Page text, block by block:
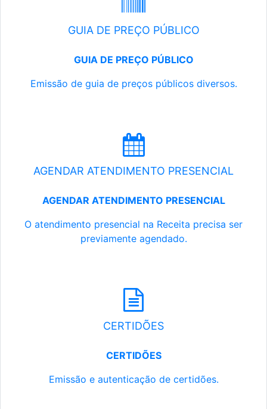
GUIA DE PREÇO PÚBLICO
GUIA DE PREÇO PÚBLICO
Emissão de guia de preços públicos diversos.
AGENDAR ATENDIMENTO PRESENCIAL
AGENDAR ATENDIMENTO PRESENCIAL
O atendimento presencial na Receita precisa ser
previamente agendado.
CERTIDÕES
CERTIDÕES
Emissão e autenticação de certidões.